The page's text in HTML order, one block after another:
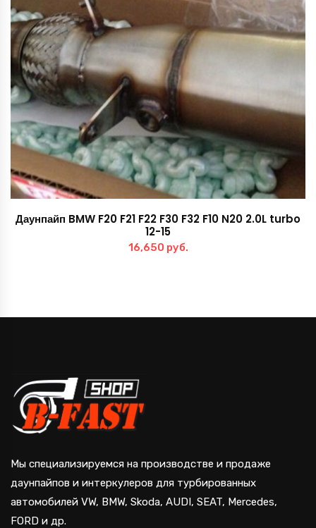
Даунпайп BMW F20 F21 F22 F30 F32 F10 N20 2.0L turbo
12-15
16,650 руб.
Мы специализируемся на производстве и продаже
даунпайпов и интеркулеров для турбированных
автомобилей VW, BMW, Skoda, AUDI, SEAT, Mercedes,
FORD и др.